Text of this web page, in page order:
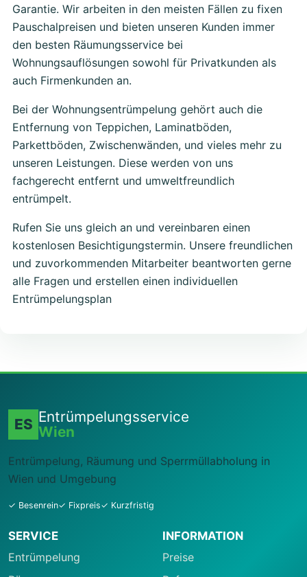
Garantie. Wir arbeiten in den meisten Fällen zu fixen
Pauschalpreisen und bieten unseren Kunden immer
den besten Räumungsservice bei
Wohnungsauflösungen sowohl für Privatkunden als
auch Firmenkunden an.
Bei der Wohnungsentrümpelung gehört auch die
Entfernung von Teppichen, Laminatböden,
Parkettböden, Zwischenwänden, und vieles mehr zu
unseren Leistungen. Diese werden von uns
fachgerecht entfernt und umweltfreundlich
entrümpelt.
Rufen Sie uns gleich an und vereinbaren einen
kostenlosen Besichtigungstermin. Unsere freundlichen
und zuvorkommenden Mitarbeiter beantworten gerne
alle Fragen und erstellen einen individuellen
Entrümpelungsplan
ES Entrümpelungsservice
Wien
Entrümpelung, Räumung und Sperrmüllabholung in
Wien und Umgebung
✓ Besenrein✓ Fixpreis✓ Kurzfristig
SERVICE
Entrümpelung
INFORMATION
Preise